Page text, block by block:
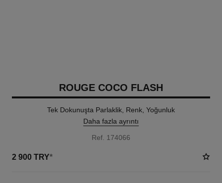
ROUGE COCO FLASH
Tek Dokunuşta Parlaklik, Renk, Yoğunluk
Daha fazla ayrıntı
Ref. 174066
2 900 TRY*